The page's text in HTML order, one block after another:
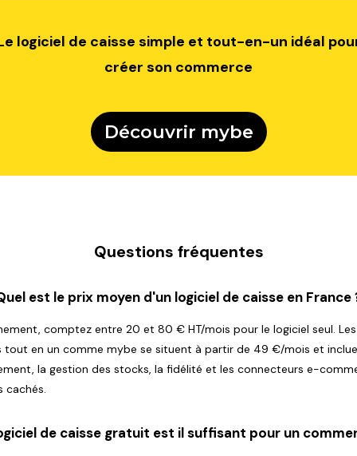
logiciel de caisse simple et tout-en-un idéal
créer son commerce
Découvrir mybe
Questions fréquentes
est le prix moyen d'un logiciel de caisse en France
comptez entre 20 et 80 € HT/mois pour le logiciel seul. Les
tout en un comme mybe se situent à partir de 49 €/mois et
la gestion des stocks, la fidélité et les connecteurs e-
cachés.
de caisse gratuit est il suffisant pour un